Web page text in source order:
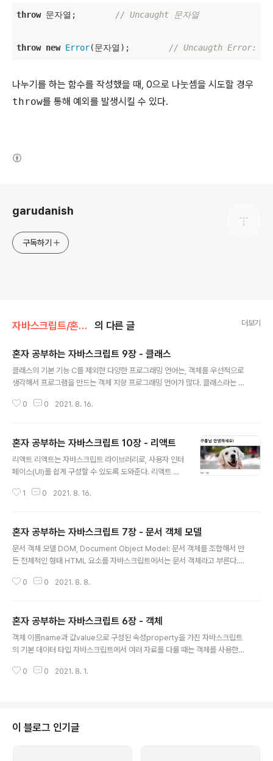
throw 문자열; // Uncaught 문자열
throw new Error(문자열); // Uncaugth Error: 문
나누기를 하는 함수를 작성했을 때, 0으로 나눗셈을 시도할 경우
throw를 통해 예외를 발생시킬 수 있다.
garudanish
구독하기
자바스크립트/혼자 공부하는 자바스크립트 의 다른 글 더보기
혼자 공부하는 자바스크립트 9장 - 클래스
클래스의 기본 기능 C를 제외한 다양한 프로그래밍 언어는, 객체를 우선적으로
생각해서 프로그램을 만드는 객체 지향 프로그래밍 언어가 많다. 클래스라는 문
밍에 적용할 수 있도록 돕는다. 추상화 복잡한 자료, 모듈, 시스템 등으로부터 핵
있는 수많은 속성을 갖고 있기에, 현실의 모든 정보를 컴퓨터 내부에 입력하는
것은 불가능에 가깝다. 프로그램을 만들 땐 필요한 요소만 사용해 객체를 표현
하는데, 이를 추상화라고 한다. 학생 성적 관리 프로그램을 만든다고 치자. 우선
0 0 2021. 8. 16.
혼자 공부하는 자바스크립트 10장 - 리액트
리액트 리액트는 자바스크립트 라이브러리로, 사용자 인터
페이스(UI)를 쉽게 구성할 수 있도록 도와준다. 리액트 라
로 개발할 수 있으며, 리액트 네이티브를 활용해 스마트폰
은 HTML에서 react.development.js, react-dom.d
evelopment.js, babel.min.js 세 개의 자바스크립트를
읽어들이는 것이다. 앞의 두개는 리액트를 사용하기 위해
준다. 리액트 라이브러리는 단순한 자바스크립트가 아니
1 0 2021. 8. 16.
혼자 공부하는 자바스크립트 7장 - 문서 객체 모델
문서 객체 모델 DOM, Document Object Model: 문서 객체를 조합해서 만
든 전체적인 형태 HTML 요소를 자바스크립트에서는 문서 객체라고 부른다.
ontentLoaded 이벤트 문서 객체를 조작할 때는 DOMContentLoaded 이
ML 문서에서, 웹 브라우저가 문서 객체를 모두 읽고 나면(즉, DOMContentL
oaded 상태가 되면), 콜백함수를 호출해 문서 body에 DOMContentLoad
ed 이벤트 발생 이라는 내용..
0 0 2021. 8. 8.
혼자 공부하는 자바스크립트 6장 - 객체
객체 이름name과 값value으로 구성된 속성property을 가진 자바스크립트
의 기본 데이터 타입 자바스크립트에서 여러 자료를 다룰 때는 객체를 사용한
ct를 출력한다. 객체는 중괄호{}로 생성하며, 키: 값의 형태의 자료를 ,로 연결해
terests[1]}...
0 0 2021. 8. 1.
이 블로그 인기글